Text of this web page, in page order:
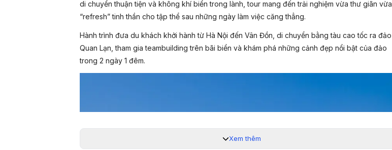
di chuyển thuận tiện và không khí biển trong lành, tour mang đến trải nghiệm vừa thư giãn vừa
“refresh” tinh thần cho tập thể sau những ngày làm việc căng thẳng.
Hành trình đưa du khách khởi hành từ Hà Nội đến Vân Đồn, di chuyển bằng tàu cao tốc ra đảo
Quan Lạn, tham gia teambuilding trên bãi biển và khám phá những cảnh đẹp nổi bật của đảo
trong 2 ngày 1 đêm.
Xem thêm